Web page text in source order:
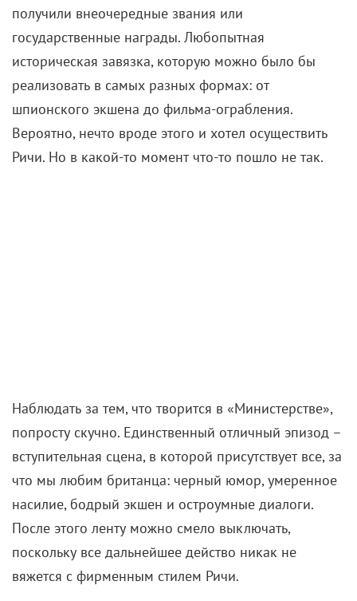
получили внеочередные звания или
государственные награды. Любопытная
историческая завязка, которую можно было бы
реализовать в самых разных формах: от
шпионского экшена до фильма-ограбления.
Вероятно, нечто вроде этого и хотел осуществить
Ричи. Но в какой-то момент что-то пошло не так.
Наблюдать за тем, что творится в «Министерстве»,
попросту скучно. Единственный отличный эпизод –
вступительная сцена, в которой присутствует все, за
что мы любим британца: черный юмор, умеренное
насилие, бодрый экшен и остроумные диалоги.
После этого ленту можно смело выключать,
поскольку все дальнейшее действо никак не
вяжется с фирменным стилем Ричи.